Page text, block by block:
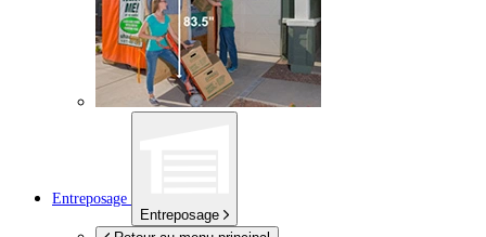
Entreposage
Entreposage